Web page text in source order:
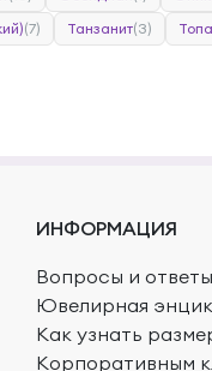
(7) Танзанит(3)
ИНФОРМАЦИЯ
Вопросы и ответы
Ювелирная
Как узнать
Корпоративным